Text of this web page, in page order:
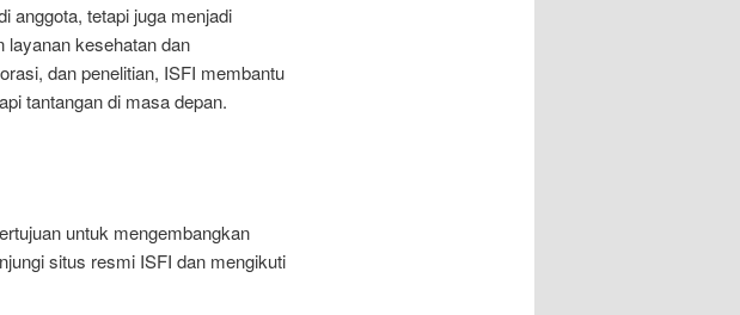
anggota, tetapi juga menjadi
layanan kesehatan dan
dan penelitian, ISFI membantu
tantangan di masa depan.
untuk mengembangkan
situs resmi ISFI dan mengikuti